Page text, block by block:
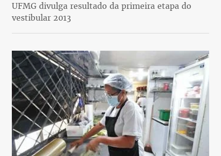
UFMG divulga resultado da primeira etapa do
vestibular 2013